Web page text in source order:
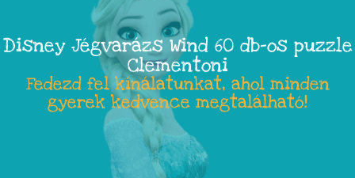
Disney Jégvarázs Wind 60 db-os puzzle
Clementoni
Fedezd fel kínálatunkat, ahol minden
gyerek kedvence megtalálható!